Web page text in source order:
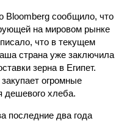
Bloomberg сообщило, что
на мировом рынке
что в текущем
страна уже заключила
зерна в Египет.
огромные
дешевого хлеба.
последние два года